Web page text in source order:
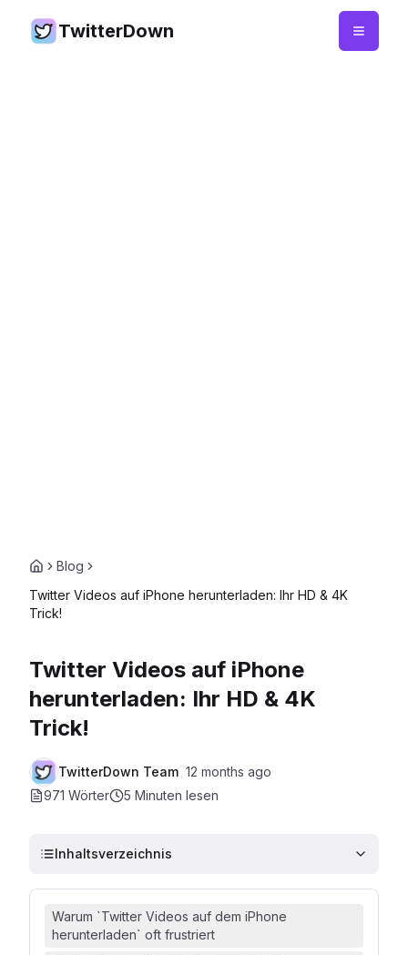
TwitterDown
Blog
Twitter Videos auf iPhone herunterladen: Ihr HD & 4K
Trick!
Twitter Videos auf iPhone
herunterladen: Ihr HD & 4K
Trick!
TwitterDown Team 12 months ago
971 Wörter
5 Minuten lesen
Inhaltsverzeichnis
Warum `Twitter Videos auf dem iPhone
herunterladen` oft frustriert